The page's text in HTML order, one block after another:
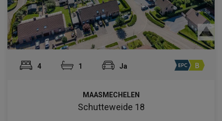
4 1 Ja
MAASMECHELEN
Schutteweide 18